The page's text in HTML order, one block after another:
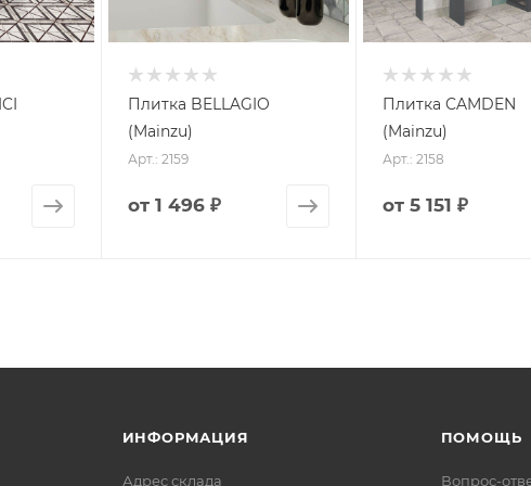
Плитка BELLAGIO
(Mainzu)
Арт.: 2159
от1 496 ₽
Плитка CAMDEN
(Mainzu)
Арт.: 2158
от 5 151 ₽
ИНФОРМАЦИЯ
Адрес склада
ПОМОЩЬ
Вопрос-